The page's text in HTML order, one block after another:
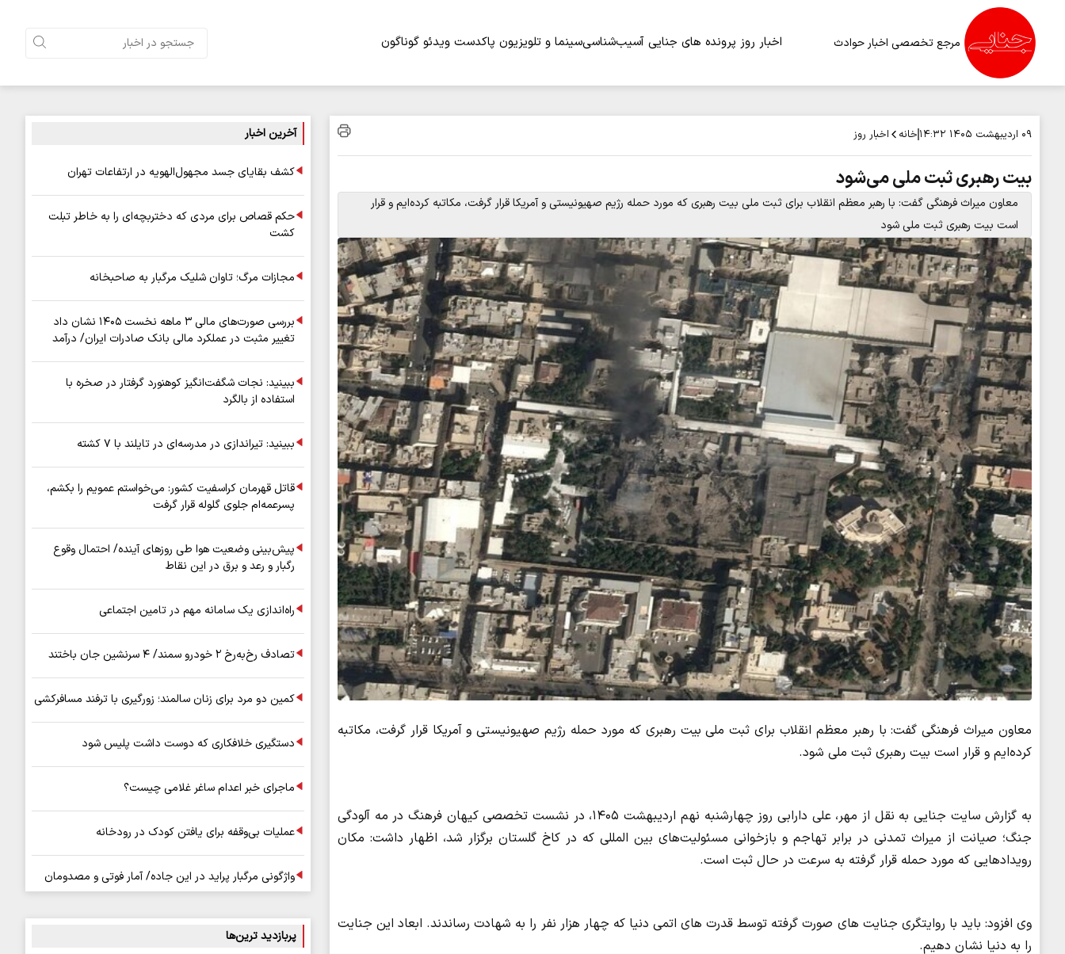
مرجع تخصصی اخبار حوادث اخبار روز پرونده های جنایی آسیب‌شناسیسینما و تلویزیون پاکدست ویدئو گوناگون
۰۹ اردیبهشت ۱۴۰۵ ۱۴:۳۲ خانه اخبار روز
بیت رهبری ثبت ملی می‌شود
معاون میراث فرهنگی گفت: با رهبر معظم انقلاب برای ثبت ملی بیت رهبری که مورد حمله رژیم صهیونیستی و آمریکا قرار گرفت، مکاتبه کرده‌ایم و قرار
است بیت رهبری ثبت ملی شود
معاون میراث فرهنگی گفت: با رهبر معظم انقلاب برای ثبت ملی بیت رهبری که مورد حمله رژیم صهیونیستی و آمریکا قرار گرفت، مکاتبه
کرده‌ایم و قرار است بیت رهبری ثبت ملی شود.
به گزارش سایت جنایی به نقل از مهر، علی دارابی روز چهارشنبه نهم اردیبهشت ۱۴۰۵، در نشست تخصصی کیهان فرهنگ در مه آلودگی
جنگ؛ صیانت از میراث تمدنی در برابر تهاجم و بازخوانی مسئولیت‌های بین المللی که در کاخ گلستان برگزار شد، اظهار داشت: مکان
رویدادهایی که مورد حمله قرار گرفته به سرعت در حال ثبت است.
وی افزود: باید با روایتگری جنایت های صورت گرفته توسط قدرت های اتمی دنیا که چهار هزار نفر را به شهادت رساندند. ابعاد این جنایت
را به دنیا نشان دهیم.
آخرین اخبار
کشف بقایای جسد مجهول‌الهویه در ارتفاعات تهران
حکم قصاص برای مردی که دختربچه‌ای را به خاطر تبلت
کشت
مجازات مرگ؛ تاوان شلیک مرگبار به صاحبخانه
بررسی صورت‌های مالی ۳ ماهه نخست ۱۴۰۵ نشان داد
تغییر مثبت در عملکرد مالی بانک صادرات ایران/ درآمد
ببینید: نجات شگفت‌انگیز کوهنورد گرفتار در صخره با
استفاده از بالگرد
ببینید: تیراندازی در مدرسه‌ای در تایلند با ۷ کشته
قاتل قهرمان کراسفیت کشور: می‌خواستم عمویم را بکشم،
پسرعمه‌ام جلوی گلوله قرار گرفت
پیش‌بینی وضعیت هوا طی روزهای آینده/ احتمال وقوع
رگبار و رعد و برق در این نقاط
راه‌اندازی یک سامانه مهم در تامین اجتماعی
تصادف رخ‌به‌رخ ۲ خودرو سمند/ ۴ سرنشین جان باختند
کمین دو مرد برای زنان سالمند؛ زورگیری با ترفند مسافرکشی
دستگیری خلافکاری که دوست داشت پلیس شود
ماجرای خبر اعدام ساغر غلامی چیست؟
عملیات بی‌وقفه برای یافتن کودک در رودخانه
واژگونی مرگبار پراید در این جاده/ آمار فوتی و مصدومان
پربازدید ترین‌ها